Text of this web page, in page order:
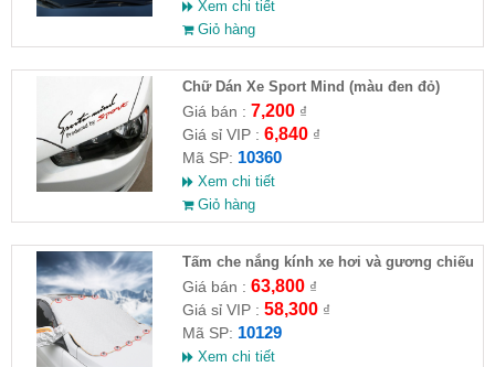
Xem chi tiết
Giỏ hàng
Chữ Dán Xe Sport Mind (màu đen đỏ)
Giá bán : 7,200₫
Giá sỉ VIP : 6,840₫
Mã SP: 10360
Xem chi tiết
Giỏ hàng
Tấm che nắng kính xe hơi và gương chiếu
hậu (Full VAT )
Giá bán : 63,800₫
Giá sỉ VIP : 58,300₫
Mã SP: 10129
Xem chi tiết